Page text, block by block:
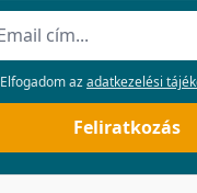
Elfogadom azadatkezelési
Feliratkozás